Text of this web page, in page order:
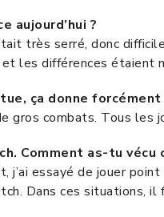
aujourd’hui ?
très serré, donc difficile
les différences étaient
ça donne
gros combats. Tous
Comment as-tu vécu
j’ai essayé de jouer
Dans ces situations,